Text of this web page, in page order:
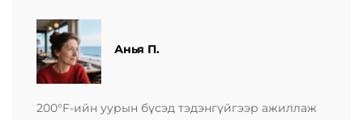
Анья П.
200°F-ийн уурын бүсэд тэдэнгүйгээр ажиллаж